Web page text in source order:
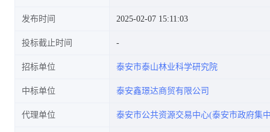
发布时间 2025-02-07 15:11:03
投标截止时间
招标单位 泰安市泰山林业科学研究院
中标单位 泰安鑫璟达商贸有限公司
代理单位 泰安市公共资源交易中心(泰安市政府集